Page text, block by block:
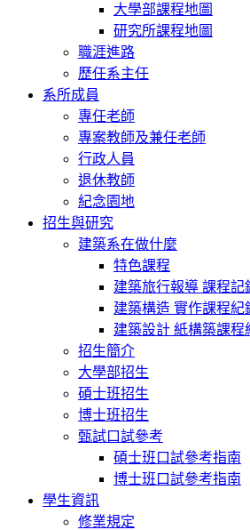
大學部課程地圖
研究所課程地圖
職涯進路
歷任系主任
系所成員
專任老師
專案教師及兼任老師
行政人員
退休教師
紀念園地
招生與研究
建築系在做什麼
特色課程
建築旅行報導 課程記
建築構造 實作課程紀
建築設計 紙構築課程
招生簡介
大學部招生
碩士班招生
博士班招生
甄試口試參考
碩士班口試參考指南
博士班口試參考指南
學生資訊
修業規定